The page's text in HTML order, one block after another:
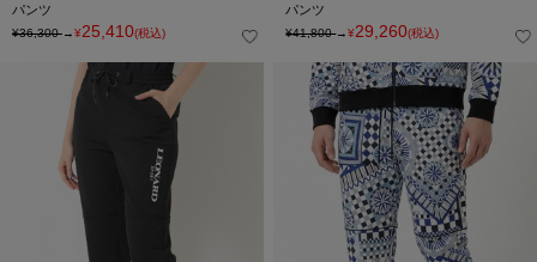
パンツ
¥36,300→¥25,410(税込)
パンツ
¥41,800→¥29,260(税込)